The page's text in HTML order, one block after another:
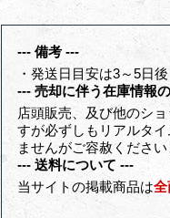
--- 備考 ---
・発送日目安は3～5日後
--- 売却に伴う在庫情報
店頭販売、及び他のシ
すが必ずしもリアルタ
ませんがご容赦ください
--- 送料について ---
当サイトの掲載商品は全